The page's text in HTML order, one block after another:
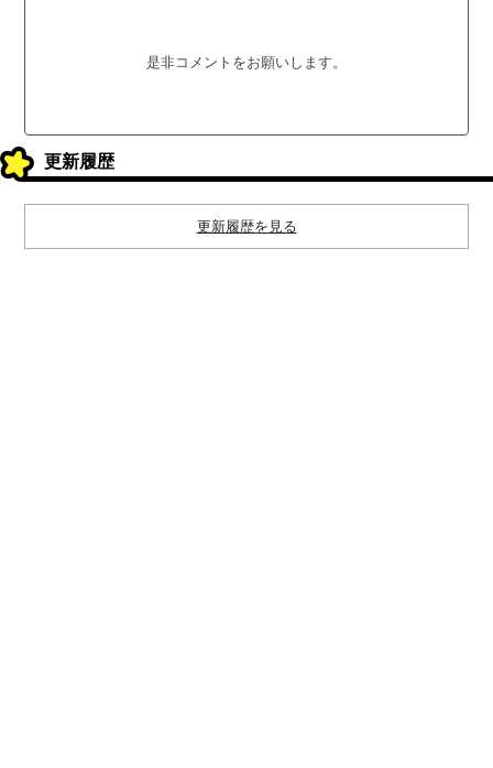
是非コメントをお願いします。
更新履歴
更新履歴を見る